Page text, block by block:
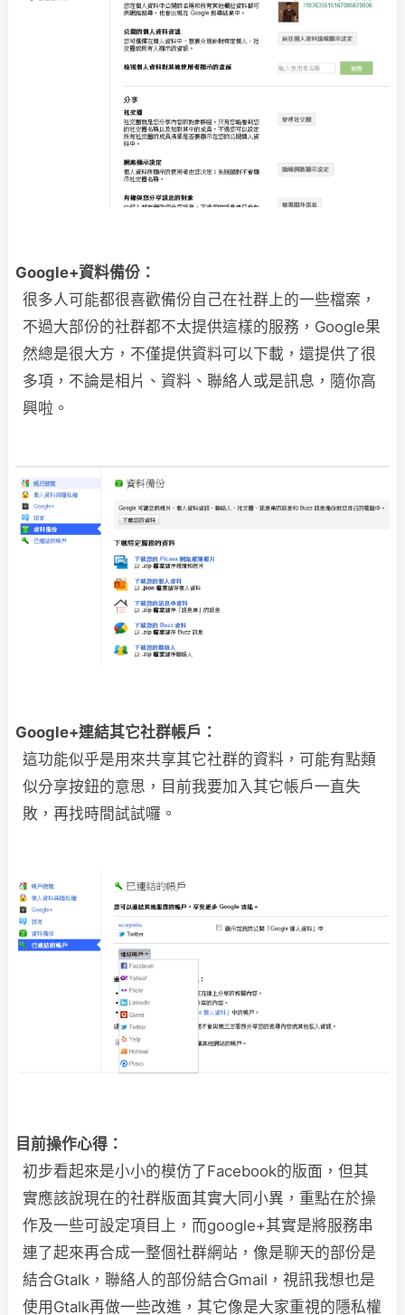
Google+資料備份：
很多人可能都很喜歡備份自己在社群上的一些檔案，
不過大部份的社群都不太提供這樣的服務，Google果
然總是很大方，不僅提供資料可以下載，還提供了很
多項，不論是相片、資料、聯絡人或是訊息，隨你高
興啦。
Google+連結其它社群帳戶：
這功能似乎是用來共享其它社群的資料，可能有點類
似分享按鈕的意思，目前我要加入其它帳戶一直失
敗，再找時間試試囉。
目前操作心得：
初步看起來是小小的模仿了Facebook的版面，但其
實應該說現在的社群版面其實大同小異，重點在於操
作及一些可設定項目上，而google+其實是將服務串
連了起來再合成一整個社群網站，像是聊天的部份是
結合Gtalk，聯絡人的部份結合Gmail，視訊我想也是
使用Gtalk再做一些改進，其它像是大家重視的隱私權